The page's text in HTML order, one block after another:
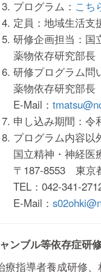
プログラム： こち
定員：地域生活支
研修企画担当：国
薬物依存研究部
研修プログラム問
薬物依存研究部
E-Mail：
申し込み期間：令
プログラム内容以
国立精神・神経
〒187-8553 東京
TEL：042-341-
E-Mail：
ンブル等依存症研
療指導者養成研修